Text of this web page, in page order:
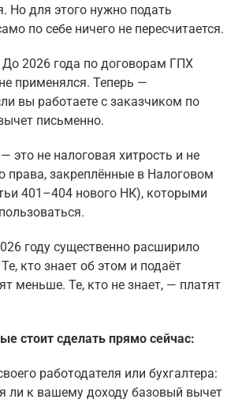
Но для этого нужно подать
по себе ничего не пересчитается.
До 2026 года по договорам ГПХ
применялся. Теперь —
вы работаете с заказчиком по
письменно.
это не налоговая хитрость и не
права, закреплённые в Налоговом
401–404 нового НК), которыми
году существенно расширило
кто знает об этом и подаёт
меньше. Те, кто не знает, — платят
стоит сделать прямо сейчас:
работодателя или бухгалтера:
ли к вашему доходу базовый вычет